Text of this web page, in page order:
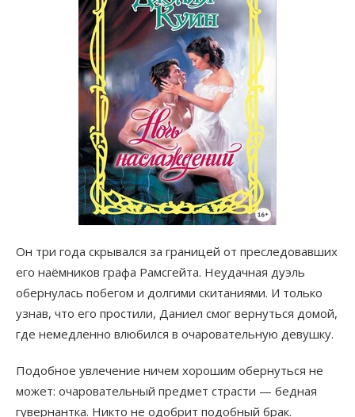
Он три года скрывался за границей от преследовавших
его наёмников графа Рамсгейта. Неудачная дуэль
обернулась побегом и долгими скитаниями. И только
узнав, что его простили, Даниел смог вернуться домой,
где немедленно влюбился в очаровательную девушку.
Подобное увлечение ничем хорошим обернуться не
может: очаровательный предмет страсти — бедная
гувернантка. Никто не одобрит подобный брак.